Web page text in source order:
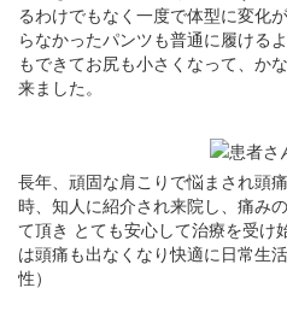
るわけでもなく一度で体型に変化
らなかったパンツも普通に履ける
もできてお尻も小さくなって、か
来ました。
長年、頑固な肩こりで悩まされ頭
時、知人に紹介され来院し、痛み
て頂き とても安心して治療を受け
は頭痛も出なくなり快適に日常生
性）